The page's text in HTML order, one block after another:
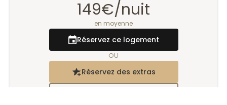
149€/nuit
en moyenne
Réservez ce logement
OU
Réservez des extras